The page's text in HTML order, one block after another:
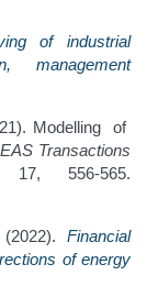
of industrial
management
Modelling of
Transactions
556-565.
Financial
of energy